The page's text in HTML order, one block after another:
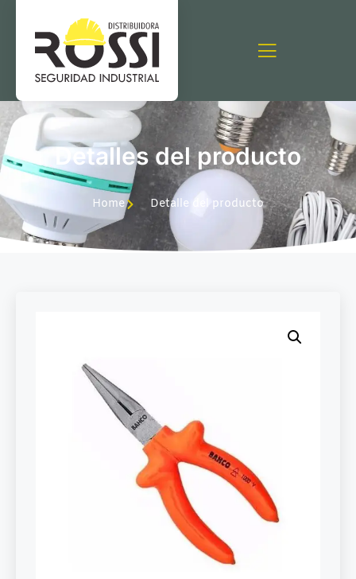
Detalles del producto
Home Detalle del producto